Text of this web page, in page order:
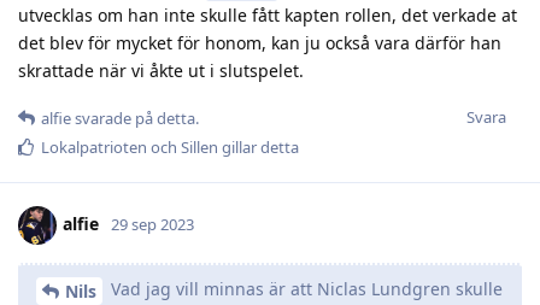
utvecklas om han inte skulle fått kapten rollen, det verkade at
det blev för mycket för honom, kan ju också vara därför han
skrattade när vi åkte ut i slutspelet.
Svara
alfiesvarade på detta.
Lokalpatrioten och Sillen gillar detta
alfie 29 sep 2023
Nils
Vad jag vill minnas är att Niclas Lundgren skulle